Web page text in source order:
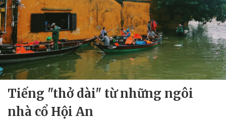
Tiếng "thở dài" từ những ngôi
nhà cổ Hội An